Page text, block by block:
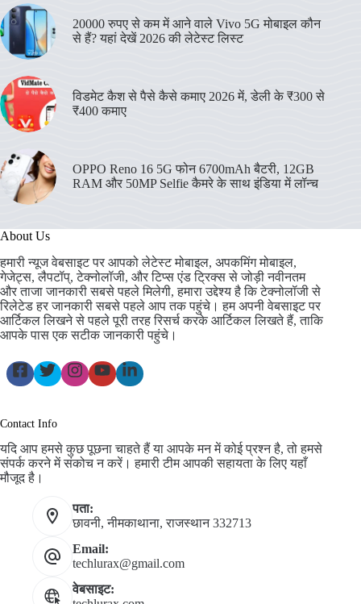
20000 रुपए से कम में आने वाले Vivo 5G मोबाइल कौन
से हैं? यहां देखें 2026 की लेटेस्ट लिस्ट
विडमेट कैश से पैसे कैसे कमाए 2026 में, डेली के ₹300 से
₹400 कमाए
OPPO Reno 16 5G फोन 6700mAh बैटरी, 12GB
RAM और 50MP Selfie कैमरे के साथ इंडिया में लॉन्च
About Us
हमारी न्यूज वेबसाइट पर आपको लेटेस्ट मोबाइल, अपकमिंग मोबाइल,
गेजेट्स, लैपटॉप्, टेक्नोलॉजी, और टिप्स एंड ट्रिक्स से जोड़ी नवीनतम
और ताजा जानकारी सबसे पहले मिलेगी, हमारा उद्देश्य है कि टेक्नोलॉजी से
रिलेटेड हर जानकारी सबसे पहले आप तक पहुंचे। हम अपनी वेबसाइट पर
आर्टिकल लिखने से पहले पूरी तरह रिसर्च करके आर्टिकल लिखते हैं, ताकि
आपके पास एक सटीक जानकारी पहुंचे।
Contact Info
यदि आप हमसे कुछ पूछना चाहते हैं या आपके मन में कोई प्रश्न है, तो हमसे
संपर्क करने में संकोच न करें। हमारी टीम आपकी सहायता के लिए यहाँ
मौजूद है।
पता:
छावनी, नीमकाथाना, राजस्थान 332713
Email:
techlurax@gmail.com
वेबसाइट: